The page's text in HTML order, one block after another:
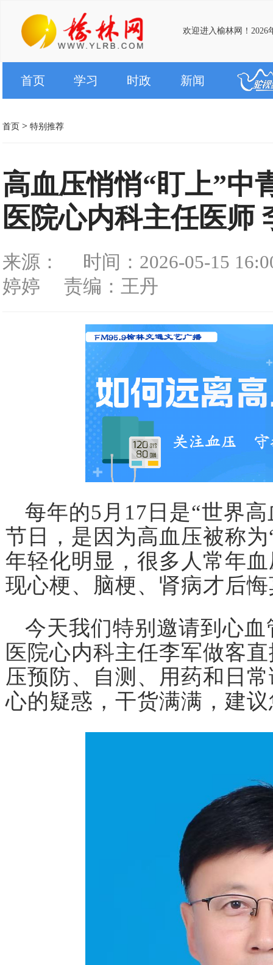
欢迎进入榆林网！2026
首页 学习 时政 新闻
首页 > 特别推荐
高血压悄悄“盯上”
医院心内科主任医师
来源：
时间：2026-05-15
婷婷
责编：王丹
每年的5月17日是“世界
节日，是因为高血压被称
年轻化明显，很多人常年
现心梗、脑梗、肾病才后
今天我们特别邀请到心
医院心内科主任李军做客
压预防、自测、用药和日
心的疑惑，干货满满，建